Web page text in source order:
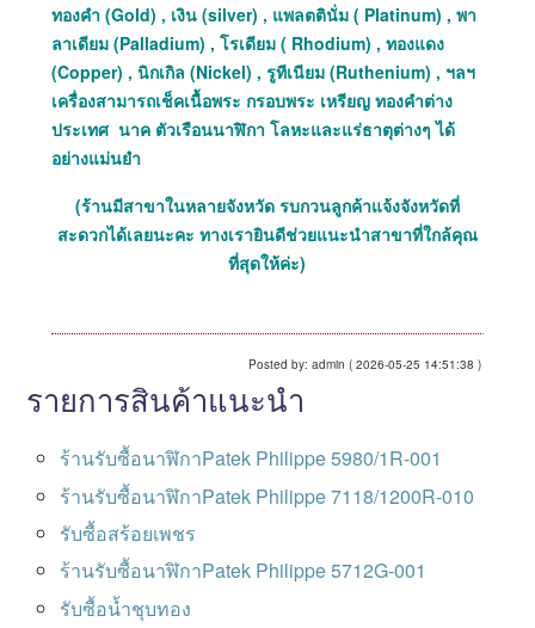
ทองคำ (Gold) , เงิน (silver) , แพลตตินั่ม ( Platinum) , พา
ลาเดียม (Palladium) , โรเดียม ( Rhodium) , ทองแดง
(Copper) , นิกเกิล (Nickel) , รูทีเนียม (Ruthenium) , ฯลฯ
เครื่องสามารถเช็คเนื้อพระ กรอบพระ เหรียญ ทองคำต่าง
ประเทศ นาค ตัวเรือนนาฬิกา โลหะและแร่ธาตุต่างๆ ได้
อย่างแม่นยำ
(ร้านมีสาขาในหลายจังหวัด รบกวนลูกค้าแจ้งจังหวัดที่
สะดวกได้เลยนะคะ ทางเรายินดีช่วยแนะนำสาขาที่ใกล้คุณ
ที่สุดให้ค่ะ)
Posted by: admin ( 2026-05-25 14:51:38 )
รายการสินค้าแนะนำ
ร้านรับซื้อนาฬิกาPatek Philippe 5980/1R-001
ร้านรับซื้อนาฬิกาPatek Philippe 7118/1200R-010
รับซื้อสร้อยเพชร
ร้านรับซื้อนาฬิกาPatek Philippe 5712G-001
รับซื้อน้ำชุบทอง